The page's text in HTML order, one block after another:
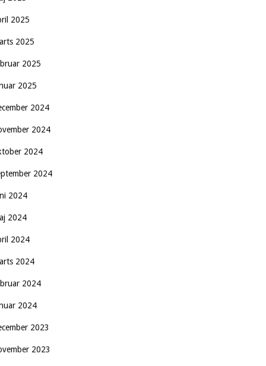
2025
2025
2025
2025
2024
2024
2024
2024
2024
2024
2024
2024
2024
2024
2023
2023